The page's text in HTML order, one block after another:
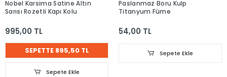
Nobel Karsima Satine Altın
Sarısı Rozetli Kapı Kolu
995,00 TL
SEPETTE 895,50 TL
Sepete Ekle
Paslanmaz Boru Kulp
Titanyum Füme
54,00 TL
Sepete Ekle